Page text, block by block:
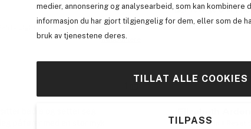
medier, annonsering og analysearbeid, som kan kombinere
informasjon du har gjort tilgjengelig for dem, eller som de
bruk av tjenestene deres.
TILLAT ALLE COOKIES
TILPASS
Prevage 3 In 1 Reset
Light 03 8ml
Rapportere
bedre og setter seg
påfører med en stor myk